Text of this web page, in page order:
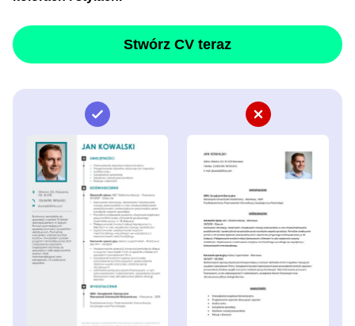
Stwórz CV teraz